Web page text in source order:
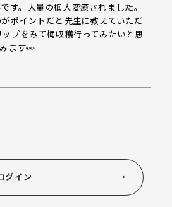
す。大量の梅大変癒されました。
ポイントだと先生に教えていただ
プをみて梅収穫行ってみたいと思
ます👀
グイン